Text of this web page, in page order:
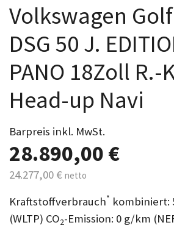
Volkswagen
DSG 50 J.
PANO 18Zoll R.-
Head-up Navi
Barpreis inkl. MwSt.
28.890,00 €
24.277,00 € netto
Kraftstoffverbrauch* kombiniert:
(WLTP) CO2-Emission: 0 g/km